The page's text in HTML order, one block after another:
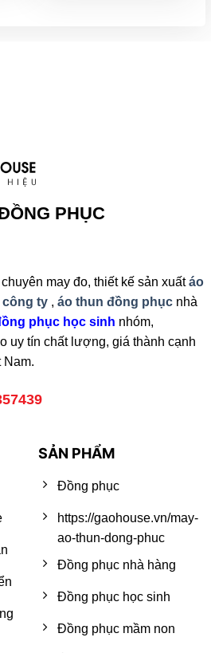
PHỤC
may đo, thiết kế sản xuấtáo
ty, áo thun đồng phụcnhà
phục học sinh nhóm,
uy tín chất lượng, giá thành cạnh
Nam.
SẢN PHẨM
Đồng phục
https://gaohouse.vn/may-
ao-thun-dong-phuc
Đồng phục nhà hàng
Đồng phục học sinh
Đồng phục mầm non